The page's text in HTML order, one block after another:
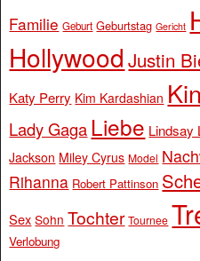
Familie Geburt Geburtstag Gericht
Hollywood Justin
Katy Perry Kim Kardashian
Lady Gaga Liebe Lindsay
Jackson Miley Cyrus Model
Rihanna Robert Pattinson
Sex Sohn Tochter Tournee
Verlobung